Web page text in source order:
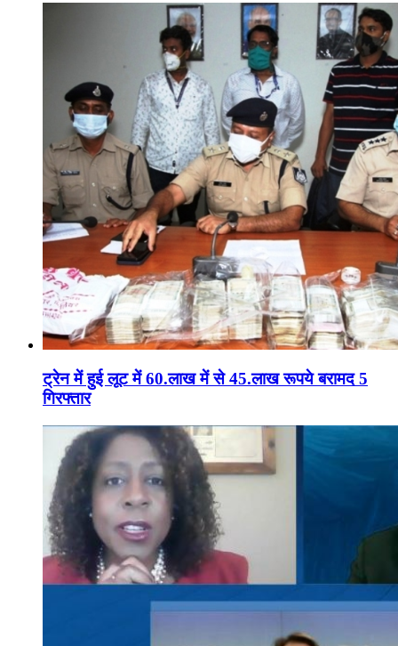
ट्रेन में हुई लूट में 60.लाख में से 45.लाख रूपये बरामद 5
गिरफ्तार